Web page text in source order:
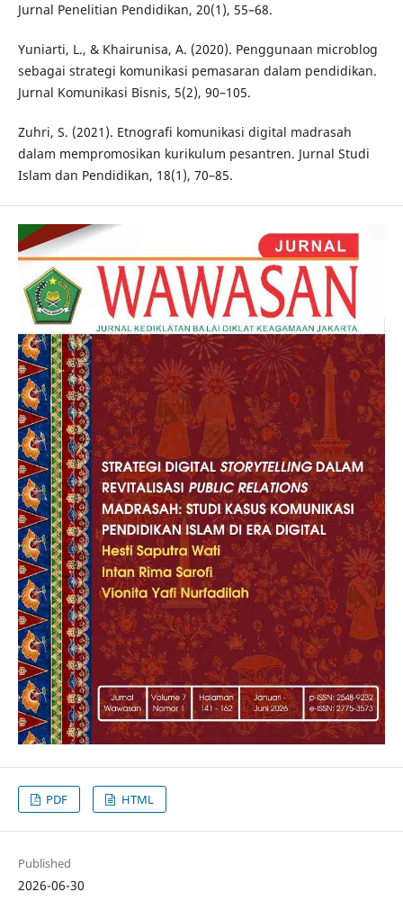
Jurnal Penelitian Pendidikan, 20(1), 55–68.
Yuniarti, L., & Khairunisa, A. (2020). Penggunaan microblog
sebagai strategi komunikasi pemasaran dalam pendidikan.
Jurnal Komunikasi Bisnis, 5(2), 90–105.
Zuhri, S. (2021). Etnografi komunikasi digital madrasah
dalam mempromosikan kurikulum pesantren. Jurnal Studi
Islam dan Pendidikan, 18(1), 70–85.
PDF HTML
Published
2026-06-30